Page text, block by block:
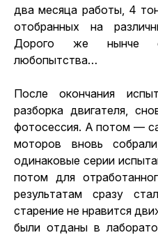
два месяца работы, 4
отобранных на
Дорого же нынче
любопытства…
После окончания
разборка двигателя,
фотосессия. А потом —
моторов вновь
одинаковые серии
потом для
результатам сразу
старение не нравится
были отданы в